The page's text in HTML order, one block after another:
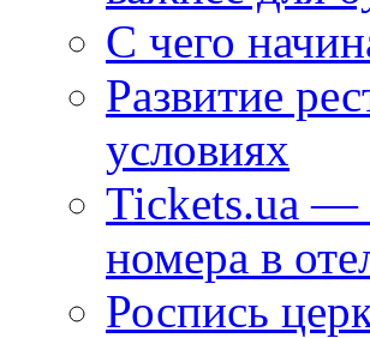
С чего
Развитие
условиях
Tickets.ua —
номера в
Роспись